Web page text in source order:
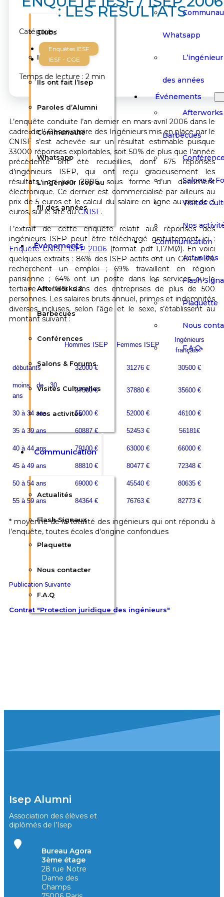
Clubs
Interviews
Ils ont fait l’Isep
Paroles d’Alumni
Communauté
Whatsapp
L’ingénieur Isep au
fil des années
Événements
Afterworks &
Barbecues
Conférences
Salons & Forums
Visites Culturelles
Nos activités
Communication
Actualités
Flash Signaux
Plaquette
Nous contacter
F.A.Q
Whatsapp
des années
Événements
Afterworks
Barbecues
Salons &
Visites
Nos
Communication
Actualités
Flash
Plaquette
Nous
F.A.Q
: LES RÉSULTATS
Catégorie :
Enquêtes IESF
IESF - CGE
Temps de lecture : 2 min
L’enquête conduite l’an dernier en mars-avril 2006 dans le
cadre de l’ Observatoire des Ingénieurs mis en place par le
CNISF s’est achevée sur un résultat estimable puisque
33000 réponses exploitables, soit 50% de plus que l’année
précédente ont été recueillies, dont 675 réponses
d’ingénieurs ISEP, qui ont reçu gracieusement les
résultats, en juin 2006, sous forme d’un document
électronique. Ce dernier est commercialisé par ailleurs au
prix de 5 euros et le calcul du salaire en ligne au prix de 3
euros, sur le site duCNISF.
L’extrait de cette enquête relatif aux réponses des
ingénieurs ISEP peut être téléchargé gratuitement ici :
Enquête CNISF ISEP 2006 (format .pdf 1,17MØ). En voici
quelques extraits : 86% des ISEP actifs ont un CDI et 3%
recherchent un emploi ; 69% travaillent en région
parisienne ; 64% ont un poste dans les services ou le
tertiaire et 73% dans des entreprises de plus de 500
personnes. Les salaires bruts annuel, primes et indemnités
diverses incluses, selon l’âge et le sexe, s’établissent au
montant suivant :
Hommes ISEP Femmes ISEP
Ingénieurs
français *
débutants 32000 € 31276 € 30500 €
moins de 30
ans
37500 € 37880 € 35600 €
30 à 34 ans 55000 € 52000 € 46100 €
35 à 39 ans 60887 € 52453 € 56181€
40 à 44 ans 79100 € 63000 € 66000 €
45 à 49 ans 88810 € 80477 € 72348 €
50 à 54 ans 69000 € 45540 € 80635 €
55 à 59 ans 84364 € 76763 € 82773 €
* moyenne de la totalité des ingénieurs qui ont répondu à
l’enquête, toutes écoles d’origine confondues
Publication Suivante
Contrat "Protection juridique des ingénieurs"
Isep Alumni
Association des élèves et
diplômés de l’Isep
Bureau Agora
3ème étage
28 rue Notre
Dame des
Champs